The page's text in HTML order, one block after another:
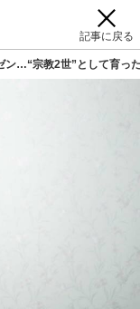
記事に戻る
ン…“宗教2世”として育っ